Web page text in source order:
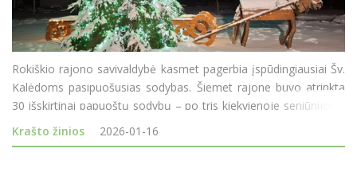
Rokiškio rajono savivaldybė kasmet pagerbia įspūdingiausiai Šv.
Kalėdoms pasipuošusias sodybas. Šiemet rajone buvo atrinkta
30 išskirtinai papuoštų sodybų – po tris kiekvienoje seniūnijoje.
Šiais metais specialiomis padėkomis už orig
Krašto žinios 2026-01-16